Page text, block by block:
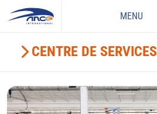
MENU
CENTRE DE SERVICES